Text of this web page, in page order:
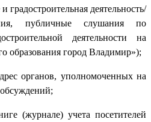
градостроительная деятельность/
публичные слушания по
деятельности на
образования город Владимир»);
органов, уполномоченных на
(журнале) учета посетителей